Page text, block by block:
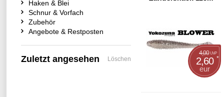
4,00 UVP
2,60 *
eur
Haken & Blei
Schnur & Vorfach
Zubehör
Angebote & Restposten
Zuletzt angesehen Löschen